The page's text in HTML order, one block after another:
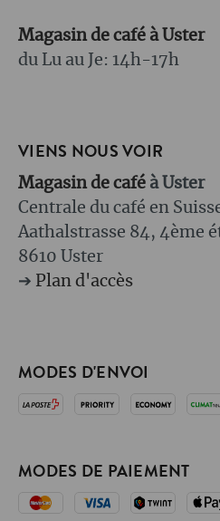
Magasin de café à Uster
du Lu au Je: 14h-17h
VIENS NOUS VOIR
Magasin de café à Uster
Centrale du café en
Aathalstrasse 84, 4ème
8610 Uster
➔ Plan d'accès
MODES D'ENVOI
MODES DE PAIEMENT